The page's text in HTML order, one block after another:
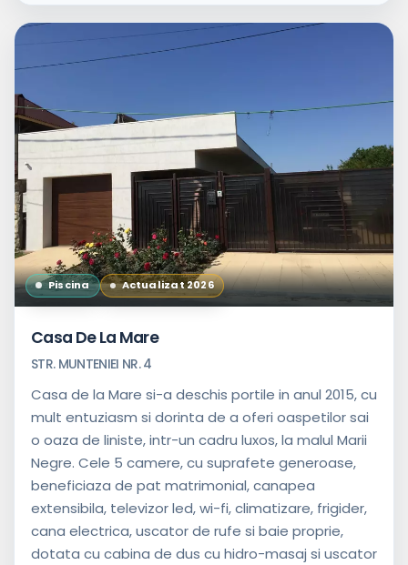
Piscina Actualizat 2026
Casa De La Mare
STR. MUNTENIEI NR. 4
Casa de la Mare si-a deschis portile in anul 2015, cu
mult entuziasm si dorinta de a oferi oaspetilor sai
o oaza de liniste, intr-un cadru luxos, la malul Marii
Negre. Cele 5 camere, cu suprafete generoase,
beneficiaza de pat matrimonial, canapea
extensibila, televizor led, wi-fi, climatizare, frigider,
cana electrica, uscator de rufe si baie proprie,
dotata cu cabina de dus cu hidro-masaj si uscator